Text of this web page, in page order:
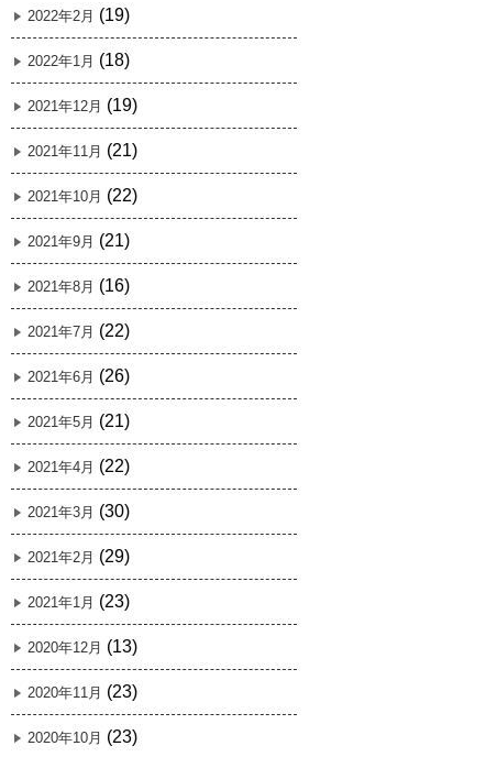
2022年2月 (19)
2022年1月 (18)
2021年12月 (19)
2021年11月 (21)
2021年10月 (22)
2021年9月 (21)
2021年8月 (16)
2021年7月 (22)
2021年6月 (26)
2021年5月 (21)
2021年4月 (22)
2021年3月 (30)
2021年2月 (29)
2021年1月 (23)
2020年12月 (13)
2020年11月 (23)
2020年10月 (23)